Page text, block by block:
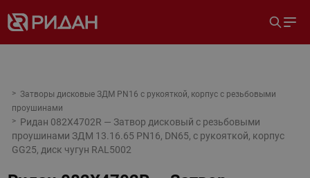
Затворы дисковые ЗДМ PN16 с рукояткой, корпус с резьбовыми
проушинами
Ридан 082X4702R — Затвор дисковый с резьбовыми
проушинами ЗДМ 13.16.65 PN16, DN65, с рукояткой, корпус
GG25, диск чугун RAL5002